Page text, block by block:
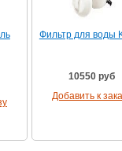
Фильтр для воды
10550 руб
Добавить к